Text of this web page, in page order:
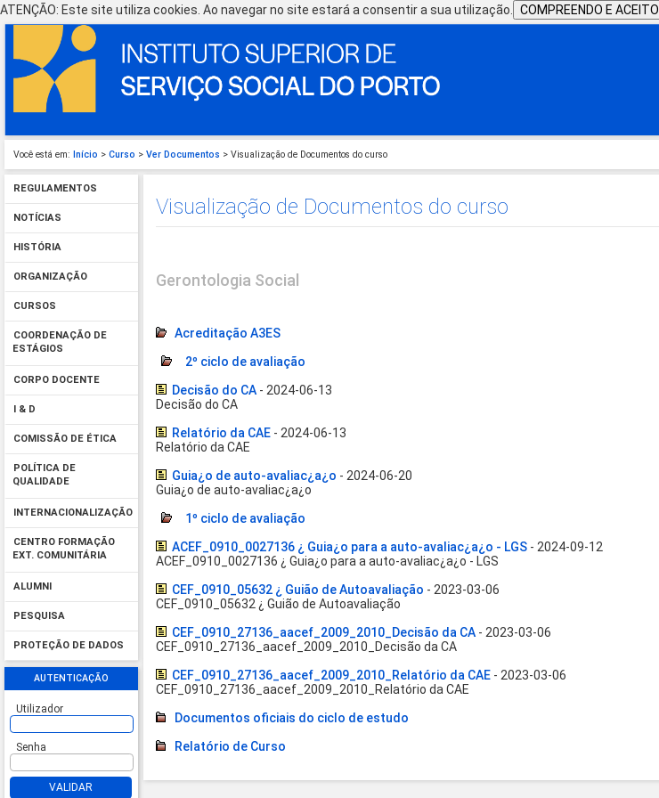
ATENÇÃO: Este site utiliza cookies. Ao navegar no site estará a consentir a sua utilização. COMPREENDO E ACEITO
Você está em: Início > Curso > Ver Documentos > Visualização de Documentos do curso
REGULAMENTOS
NOTÍCIAS
HISTÓRIA
ORGANIZAÇÃO
CURSOS
COORDENAÇÃO DE
ESTÁGIOS
CORPO DOCENTE
I & D
COMISSÃO DE ÉTICA
POLÍTICA DE
QUALIDADE
INTERNACIONALIZAÇÃO
CENTRO FORMAÇÃO
EXT. COMUNITÁRIA
ALUMNI
PESQUISA
PROTEÇÃO DE DADOS
AUTENTICAÇÃO
Utilizador
Senha
VALIDAR
Visualização de Documentos do curso
Gerontologia Social
Acreditação A3ES
2º ciclo de avaliação
Decisão do CA - 2024-06-13
Decisão do CA
Relatório da CAE - 2024-06-13
Relatório da CAE
Guia¿o de auto-avaliac¿a¿o - 2024-06-20
Guia¿o de auto-avaliac¿a¿o
1º ciclo de avaliação
ACEF_0910_0027136 ¿ Guia¿o para a auto-avaliac¿a¿o - LGS - 2024-09-12
ACEF_0910_0027136 ¿ Guia¿o para a auto-avaliac¿a¿o - LGS
CEF_0910_05632 ¿ Guião de Autoavaliação - 2023-03-06
CEF_0910_05632 ¿ Guião de Autoavaliação
CEF_0910_27136_aacef_2009_2010_Decisão da CA - 2023-03-06
CEF_0910_27136_aacef_2009_2010_Decisão da CA
CEF_0910_27136_aacef_2009_2010_Relatório da CAE - 2023-03-06
CEF_0910_27136_aacef_2009_2010_Relatório da CAE
Documentos oficiais do ciclo de estudo
Relatório de Curso